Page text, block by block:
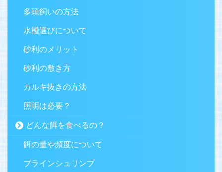
多頭飼いの方法
水槽選びについて
砂利のメリット
砂利の敷き方
カルキ抜きの方法
照明は必要？
どんな餌を食べるの？
餌の量や頻度について
ブラインシュリンプ